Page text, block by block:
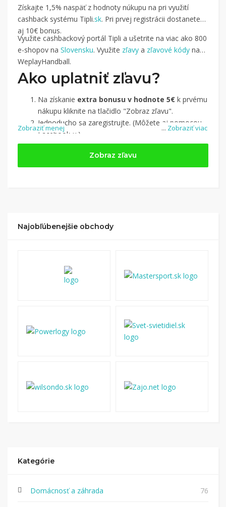
... Zobraziť viac
Získajte 1,5% naspäť z hodnoty núkupu na pri využití
cashback systému Tipli.sk. Pri prvej registrácii dostanete
aj 10€ bonus.
Využite cashbackový portál Tipli a ušetrite na viac ako 800
e-shopov na Slovensku. Využite zľavy a zľavové kódy na
WeplayHandball.
Ako uplatniť zľavu?
Na získanie extra bonusu v hodnote 5€ k prvému
nákupu kliknite na tlačidlo "Zobraz zľavu".
Jednoducho sa zaregistrujte. (Môžete aj pomocou
Facebook-u.)
Jednoducho sinájdite obchod, pomocou služby
(v ponuke je cca 1 500 obchodov).
Kliknite na tlačidlo „Nakupovať“.(Následne
nákupu, si tieto peniaze môžete dať hneď vyplatiť
Zobraziť menej
Zobraz zľavu
Najobľúbenejšie obchody
Kategórie
Domácnosť a záhrada 76